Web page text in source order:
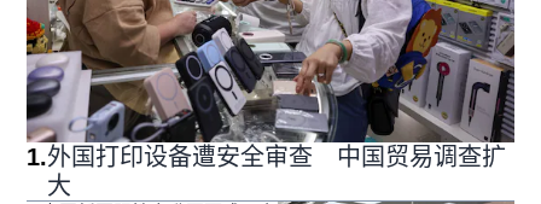
1.外国打印设备遭安全审查 中国贸易调查扩
大